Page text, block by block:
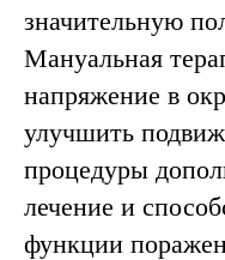
значительную
Мануальная
напряжение в
улучшить
процедуры
лечение и
функции